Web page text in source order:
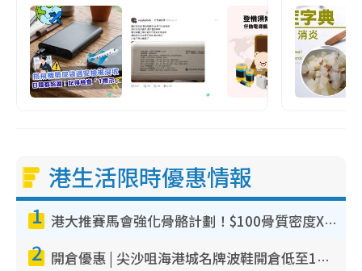
港生活限時優惠情報
1 港大推賽馬會強化骨骼計劃！$100骨質密度X光檢查 完成免費運動訓練送超市禮券！附參加資格
2 開倉優惠 | 尖沙咀海港城名牌波鞋開倉低至1折！On鞋$899起／Joy&Peace鞋履$98起